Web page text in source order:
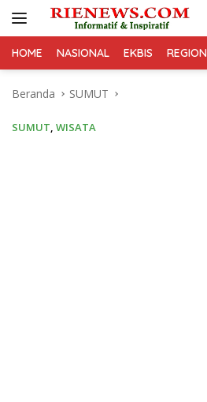
HOME NASIONAL EKBIS
Beranda SUMUT
SUMUT, WISATA